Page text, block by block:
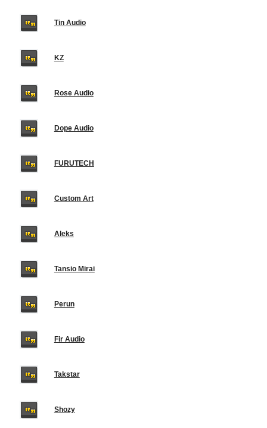
Tin Audio
KZ
Rose Audio
Dope Audio
FURUTECH
Custom Art
Aleks
Tansio Mirai
Perun
Fir Audio
Takstar
Shozy